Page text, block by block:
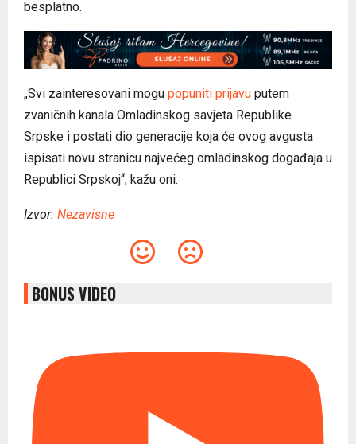
besplatno.
„Svi zainteresovani mogu popuniti prijavu putem
zvaničnih kanala Omladinskog savjeta Republike
Srpske i postati dio generacije koja će ovog avgusta
ispisati novu stranicu najvećeg omladinskog događaja u
Republici Srpskoj“, kažu oni.
Izvor: Nezavisne
BONUS VIDEO